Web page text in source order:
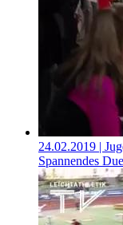
24.02.2019 |
Spannendes